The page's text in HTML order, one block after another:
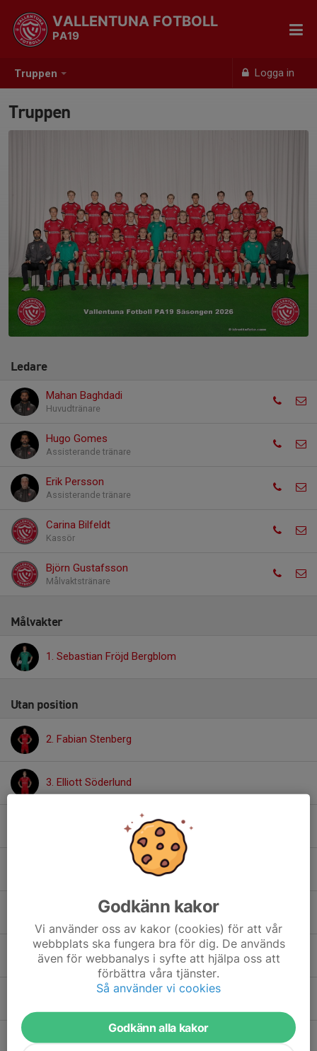
Truppen Logga in
VALLENTUNA FOTBOLL
PA19
Truppen
Ledare
Mahan Baghdadi
Huvudtränare
Hugo Gomes
Assisterande tränare
Erik Persson
Assisterande tränare
Carina Bilfeldt
Kassör
Björn Gustafsson
Målvaktstränare
Målvakter
1. Sebastian Fröjd Bergblom
Utan position
2. Fabian Stenberg
3. Elliott Söderlund
7. Philip Crafoord Olsson
8. Leonardo Refsbäck
9. William Karis
11. Filip Persson
Godkänn kakor
Vi använder oss av kakor (cookies) för att vår
webbplats ska fungera bra för dig. De används
även för webbanalys i syfte att hjälpa oss att
förbättra våra tjänster.
Så använder vi cookies
Godkänn alla kakor